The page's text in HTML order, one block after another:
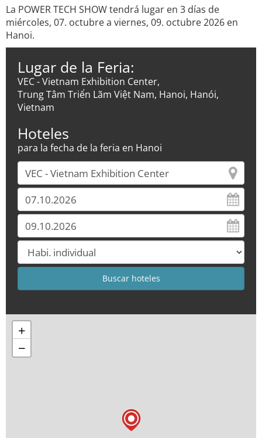
La POWER TECH SHOW tendrá lugar en 3 días de
miércoles, 07. octubre a viernes, 09. octubre 2026 en
Hanoi.
Lugar de la Feria:
VEC - Vietnam Exhibition Center,
Trung Tâm Triển Lãm Việt Nam, Hanoi, Hanói,
Vietnam
Hoteles
para la fecha de la feria en Hanoi
+
−